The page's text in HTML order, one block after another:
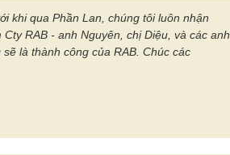
khi qua Phần Lan, chúng tôi luôn nhận
RAB - anh Nguyên, chị Diệu, và các anh
là thành công của RAB. Chúc các